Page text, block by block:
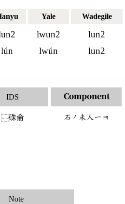
Yale Wadegile
lún
lwun2
lwún
lun2
lun2
IDS
⿱硃侖
Component
󶄢󶀄󶄘󶀬󶀀󶄸
Note